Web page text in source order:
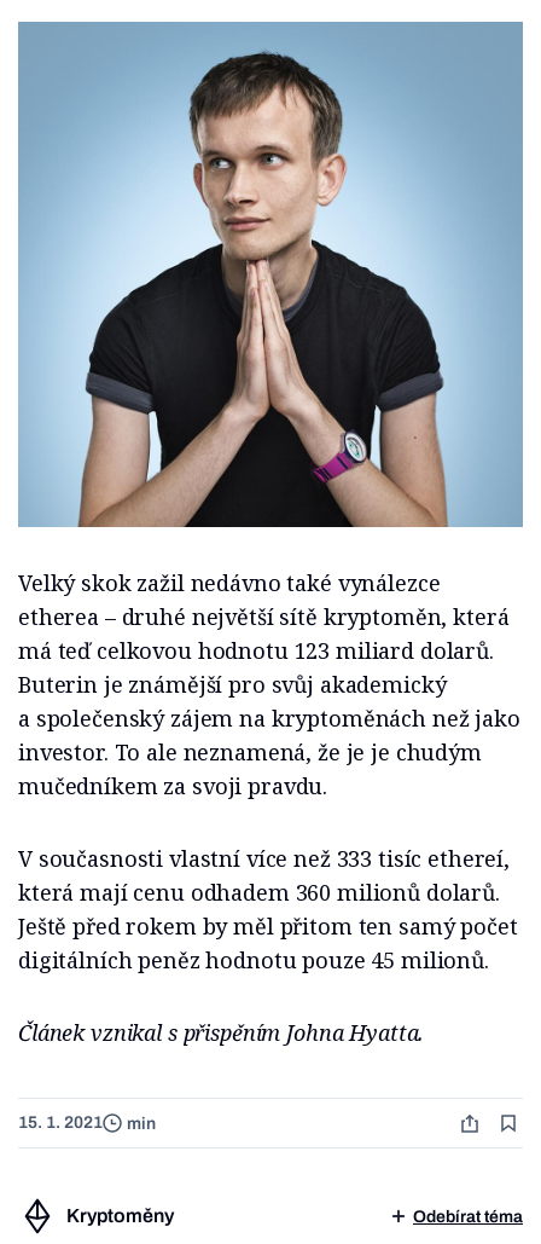
Velký skok zažil nedávno také vynálezce
etherea – druhé největší sítě kryptoměn, která
má teď celkovou hodnotu 123 miliard dolarů.
Buterin je známější pro svůj akademický
a společenský zájem na kryptoměnách než jako
investor. To ale neznamená, že je je chudým
mučedníkem za svoji pravdu.
V současnosti vlastní více než 333 tisíc ethereí,
která mají cenu odhadem 360 milionů dolarů.
Ještě před rokem by měl přitom ten samý počet
digitálních peněz hodnotu pouze 45 milionů.
Článek vznikal s přispěním Johna Hyatta.
15. 1. 2021 min
Kryptoměny Odebírat téma